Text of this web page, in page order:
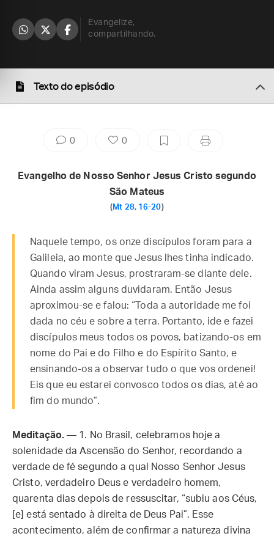
Evangelize,
compartilhando.
Texto do episódio
0 0
Evangelho de Nosso Senhor Jesus Cristo segundo
São Mateus
(Mt 28, 16-20)
Naquele tempo, os onze discípulos foram para a
Galileia, ao monte que Jesus lhes tinha indicado.
Quando viram Jesus, prostraram-se diante dele.
Ainda assim alguns duvidaram. Então Jesus
aproximou-se e falou: “Toda a autoridade me foi
dada no céu e sobre a terra. Portanto, ide e fazei
discípulos meus todos os povos, batizando-os em
nome do Pai e do Filho e do Espírito Santo, e
ensinando-os a observar tudo o que vos ordenei!
Eis que eu estarei convosco todos os dias, até ao
fim do mundo”.
Meditação. — 1. No Brasil, celebramos hoje a
solenidade da Ascensão do Senhor, recordando a
verdade de fé segundo a qual Nosso Senhor Jesus
Cristo, verdadeiro Deus e verdadeiro homem,
quarenta dias depois de ressuscitar, “subiu aos Céus,
[e] está sentado à direita de Deus Pai”. Esse
acontecimento, além de confirmar a natureza divina